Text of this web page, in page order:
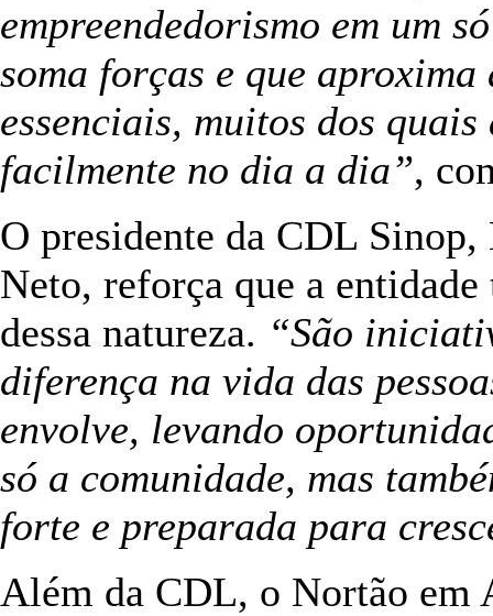
empreendedorismo em um
soma forças e que
essenciais, muitos dos quais
facilmente no dia a dia”,
O presidente da CDL
Neto, reforça que a
dessa natureza. “São
diferença na vida das
envolve, levando
só a comunidade, mas
forte e preparada para
Além da CDL, o Nortão em